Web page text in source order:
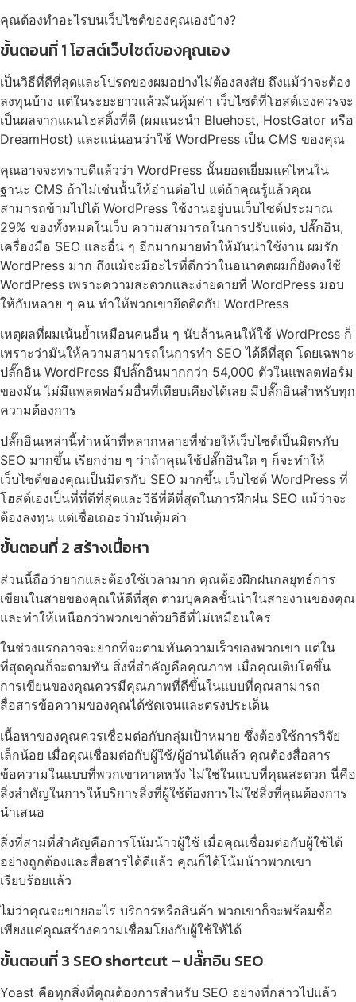
คุณต้องทำอะไรบนเว็บไซต์ของคุณเองบ้าง?
ขั้นตอนที่ 1 โฮสต์เว็บไซต์ของคุณเอง
เป็นวิธีที่ดีที่สุดและโปรดของผมอย่างไม่ต้องสงสัย ถึงแม้ว่าจะต้อง
ลงทุนบ้าง แต่ในระยะยาวแล้วมันคุ้มค่า เว็บไซต์ที่โฮสต์เองควรจะ
เป็นผลจากแผนโฮสติ้งที่ดี (ผมแนะนำ Bluehost, HostGator หรือ
DreamHost) และแน่นอนว่าใช้ WordPress เป็น CMS ของคุณ
คุณอาจจะทราบดีแล้วว่า WordPress นั้นยอดเยี่ยมแค่ไหนใน
ฐานะ CMS ถ้าไม่เช่นนั้นให้อ่านต่อไป แต่ถ้าคุณรู้แล้วคุณ
สามารถข้ามไปได้ WordPress ใช้งานอยู่บนเว็บไซต์ประมาณ
29% ของทั้งหมดในเว็บ ความสามารถในการปรับแต่ง, ปลั๊กอิน,
เครื่องมือ SEO และอื่น ๆ อีกมากมายทำให้มันน่าใช้งาน ผมรัก
WordPress มาก ถึงแม้จะมีอะไรที่ดีกว่าในอนาคตผมก็ยังคงใช้
WordPress เพราะความสะดวกและง่ายดายที่ WordPress มอบ
ให้กับหลาย ๆ คน ทำให้พวกเขายึดติดกับ WordPress
เหตุผลที่ผมเน้นย้ำเหมือนคนอื่น ๆ นับล้านคนให้ใช้ WordPress ก็
เพราะว่ามันให้ความสามารถในการทำ SEO ได้ดีที่สุด โดยเฉพาะ
ปลั๊กอิน WordPress มีปลั๊กอินมากกว่า 54,000 ตัวในแพลตฟอร์ม
ของมัน ไม่มีแพลตฟอร์มอื่นที่เทียบเคียงได้เลย มีปลั๊กอินสำหรับทุก
ความต้องการ
ปลั๊กอินเหล่านี้ทำหน้าที่หลากหลายที่ช่วยให้เว็บไซต์เป็นมิตรกับ
SEO มากขึ้น เรียกง่าย ๆ ว่าถ้าคุณใช้ปลั๊กอินใด ๆ ก็จะทำให้
เว็บไซต์ของคุณเป็นมิตรกับ SEO มากขึ้น เว็บไซต์ WordPress ที่
โฮสต์เองเป็นที่ที่ดีที่สุดและวิธีที่ดีที่สุดในการฝึกฝน SEO แม้ว่าจะ
ต้องลงทุน แต่เชื่อเถอะว่ามันคุ้มค่า
ขั้นตอนที่ 2 สร้างเนื้อหา
ส่วนนี้ถือว่ายากและต้องใช้เวลามาก คุณต้องฝึกฝนกลยุทธ์การ
เขียนในสายของคุณให้ดีที่สุด ตามบุคคลชั้นนำในสายงานของคุณ
และทำให้เหนือกว่าพวกเขาด้วยวิธีที่ไม่เหมือนใคร
ในช่วงแรกอาจจะยากที่จะตามทันความเร็วของพวกเขา แต่ใน
ที่สุดคุณก็จะตามทัน สิ่งที่สำคัญคือคุณภาพ เมื่อคุณเติบโตขึ้น
การเขียนของคุณควรมีคุณภาพที่ดีขึ้นในแบบที่คุณสามารถ
สื่อสารข้อความของคุณได้ชัดเจนและตรงประเด็น
เนื้อหาของคุณควรเชื่อมต่อกับกลุ่มเป้าหมาย ซึ่งต้องใช้การวิจัย
เล็กน้อย เมื่อคุณเชื่อมต่อกับผู้ใช้/ผู้อ่านได้แล้ว คุณต้องสื่อสาร
ข้อความในแบบที่พวกเขาคาดหวัง ไม่ใช่ในแบบที่คุณสะดวก นี่คือ
สิ่งสำคัญในการให้บริการสิ่งที่ผู้ใช้ต้องการไม่ใช่สิ่งที่คุณต้องการ
นำเสนอ
สิ่งที่สามที่สำคัญคือการโน้มน้าวผู้ใช้ เมื่อคุณเชื่อมต่อกับผู้ใช้ได้
อย่างถูกต้องและสื่อสารได้ดีแล้ว คุณก็ได้โน้มน้าวพวกเขา
เรียบร้อยแล้ว
ไม่ว่าคุณจะขายอะไร บริการหรือสินค้า พวกเขาก็จะพร้อมซื้อ
เพียงแค่คุณสร้างความเชื่อมโยงกับผู้ใช้ให้ได้
ขั้นตอนที่ 3 SEO shortcut – ปลั๊กอิน SEO
Yoast คือทุกสิ่งที่คุณต้องการสำหรับ SEO อย่างที่กล่าวไปแล้ว